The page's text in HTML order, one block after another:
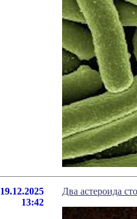
19.12.2025
13:42
Два астероида